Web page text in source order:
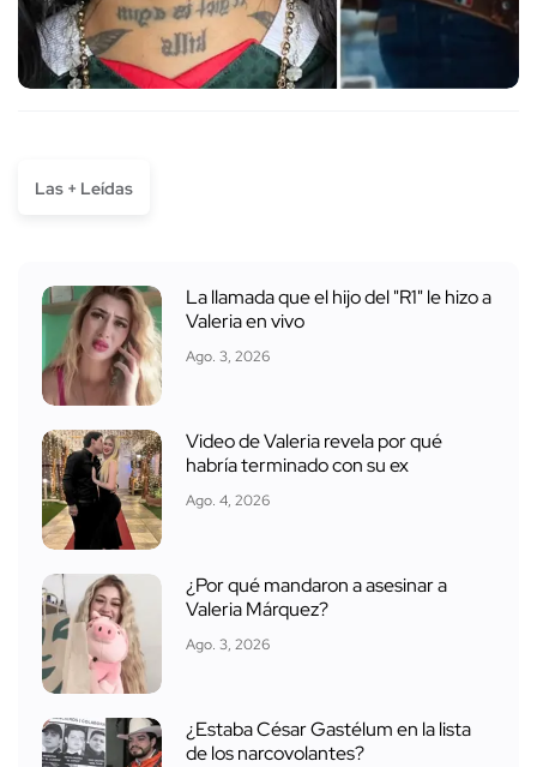
Las + Leídas
La llamada que el hijo del "R1" le hizo a
Valeria en vivo
Ago. 3, 2026
Video de Valeria revela por qué
habría terminado con su ex
Ago. 4, 2026
¿Por qué mandaron a asesinar a
Valeria Márquez?
Ago. 3, 2026
¿Estaba César Gastélum en la lista
de los narcovolantes?